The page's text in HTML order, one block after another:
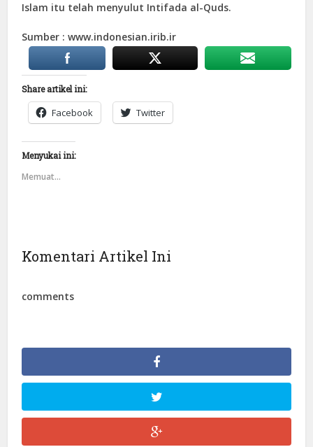
Islam itu telah menyulut Intifada al-Quds.
Sumber : www.indonesian.irib.ir
Share artikel ini:
Facebook Twitter
Menyukai ini:
Memuat...
Komentari Artikel Ini
comments